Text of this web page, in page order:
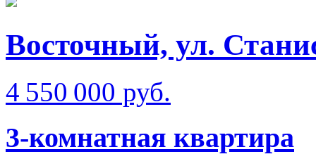
Восточный, ул.
4 550 000 руб.
3-комнатная квартира